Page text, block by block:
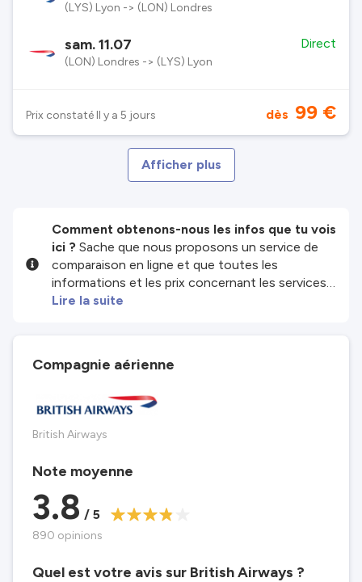
(LYS) Lyon -> (LON) Londres
sam. 11.07
(LON) Londres -> (LYS) Lyon
Direct
Prix constaté Il y a 5 jours dès 99 €
Afficher plus
Comment obtenons-nous les infos que tu vois
ici ? Sache que nous proposons un service de
comparaison en ligne et que toutes les
informations et les prix concernant les services
et/ou produits disponibles sur notre site sont
responsables de l'exhaustivité ou de l'exactitude
toutes les conditions sur le site du partenaire
générales
Lire la suite
Compagnie aérienne
British Airways
Note moyenne
3.8 / 5
890 opinions
Quel est votre avis sur British Airways ?